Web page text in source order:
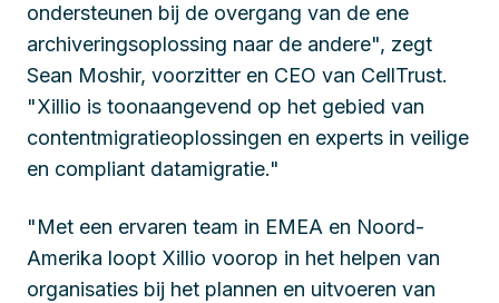
ondersteunen bij de overgang van de ene
archiveringsoplossing naar de andere", zegt
Sean Moshir, voorzitter en CEO van CellTrust.
"Xillio is toonaangevend op het gebied van
contentmigratieoplossingen en experts in veilige
en compliant datamigratie."
"Met een ervaren team in EMEA en Noord-
Amerika loopt Xillio voorop in het helpen van
organisaties bij het plannen en uitvoeren van